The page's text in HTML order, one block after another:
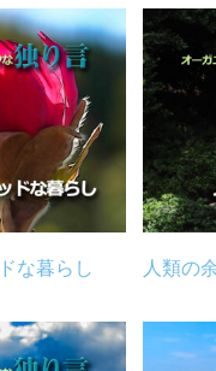
な暮らし 人類の